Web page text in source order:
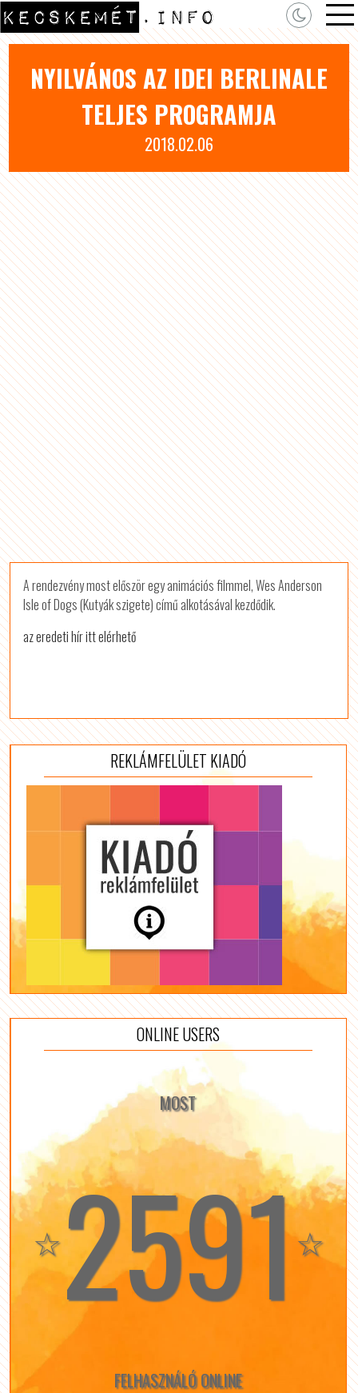
NYILVÁNOS AZ IDEI BERLINALE
TELJES PROGRAMJA
2018.02.06
A rendezvény most először egy animációs filmmel, Wes Anderson
Isle of Dogs (Kutyák szigete) című alkotásával kezdődik.
az eredeti hír itt elérhető
REKLÁMFELÜLET KIADÓ
ONLINE USERS
MOST
☆2591☆
FELHASZNÁLÓ ONLINE